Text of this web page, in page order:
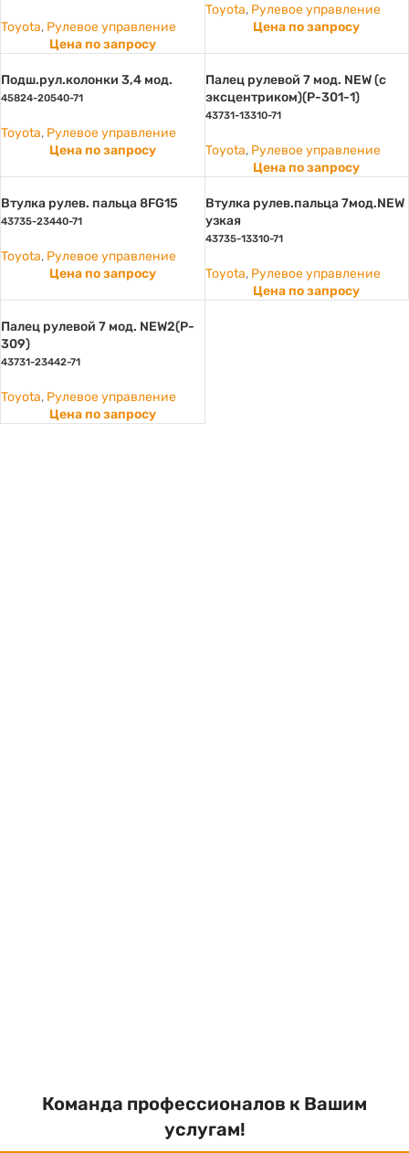
Toyota, Рулевое управление
Цена по запросу
Toyota, Рулевое управление
Цена по запросу
Подш.рул.колонки 3,4 мод.
45824-20540-71
Toyota, Рулевое управление
Цена по запросу
Палец рулевой 7 мод. NEW (с
эксцентриком)(P-301-1)
43731-13310-71
Toyota, Рулевое управление
Цена по запросу
Втулка рулев. пальца 8FG15
43735-23440-71
Toyota, Рулевое управление
Цена по запросу
Втулка рулев.пальца 7мод.NEW
узкая
43735-13310-71
Toyota, Рулевое управление
Цена по запросу
Палец рулевой 7 мод. NEW2(P-
309)
43731-23442-71
Toyota, Рулевое управление
Цена по запросу
Команда профессионалов к Вашим
услугам!